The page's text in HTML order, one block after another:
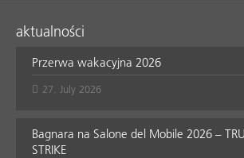
aktualności
Przerwa wakacyjna 2026
27. July 2026
Bagnara na Salone del Mobile 2026 –
STRIKE